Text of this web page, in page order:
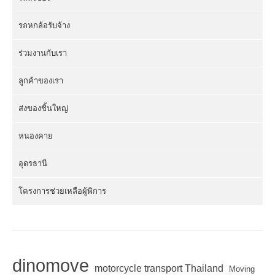
รถหกล้อรับจ้าง
ร่วมงานกับเรา
ลูกค้าของเรา
ส่งของชิ้นใหญ่
หนองคาย
อุดรธานี
โครงการช่วยเหลือผู้พิการ
dinomove motorcycle transport Thailand Moving